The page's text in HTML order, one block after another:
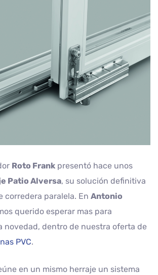
Roto Frank presentó hace unos
Patio Alversa, su solución definitiva
corredera paralela. En Antonio
querido esperar mas para
novedad, dentro de nuestra oferta de
PVC.
en un mismo herraje un sistema